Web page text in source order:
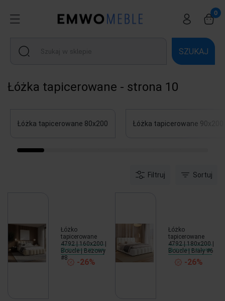
SZUKAJ
Łóżka tapicerowane - strona 10
Łóżka tapicerowane 80x200 Łóżka tapicerowane 90x200
Filtruj Sortuj
Łóżko
tapicerowane
4792 | 160x200 |
Boucle | Beżowy
#8
Wysyłka w 48 godzin
-26%
Łóżko
tapicerowane
4792 | 180x200 |
Boucle | Biały #6
Wysyłka w 48 godzin
-26%